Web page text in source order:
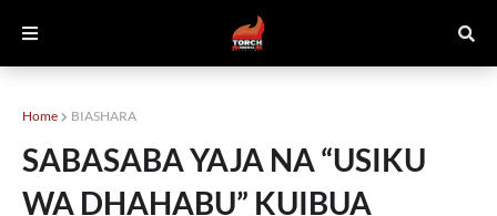
Home BIASHARA
SABASABA YAJA NA “USIKU
WA DHAHABU” KUIBUA